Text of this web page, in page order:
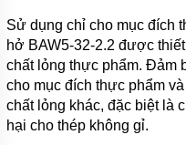
CHÌM
HÚT
NƯỚC
THẢI
VF
MÁY
BƠM
Sử dụng chỉ cho mục đích
hở BAW5-32-2.2 được
chất lỏng thực phẩm. Đảm
cho mục đích thực phẩm
chất lỏng khác, đặc biệt là
hại cho thép không gỉ.